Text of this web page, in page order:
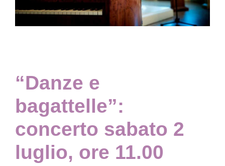
Collezione
Dona
Cerca
“Danze e
bagattelle”:
concerto sabato 2
luglio, ore 11.00